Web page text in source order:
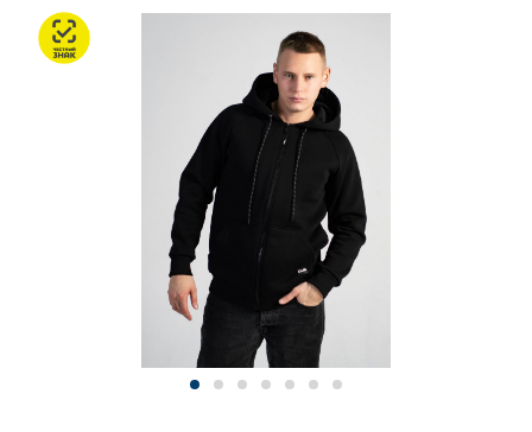
Честный знак